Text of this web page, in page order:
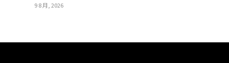
9 8 月, 2026